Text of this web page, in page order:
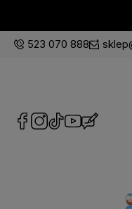
523 070 888